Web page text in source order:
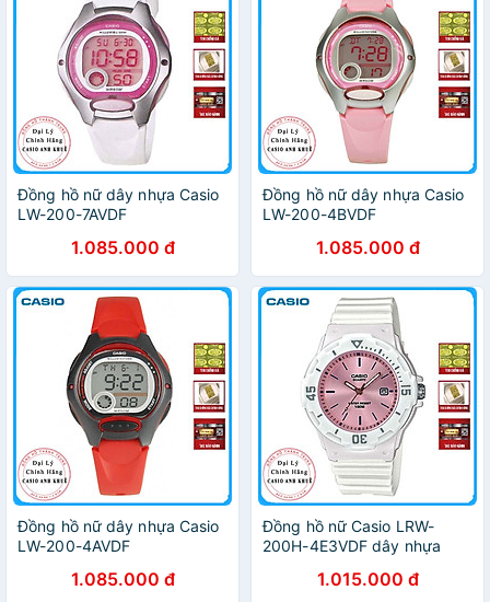
Đồng hồ nữ dây nhựa Casio
LW-200-7AVDF
1.085.000 đ
Đồng hồ nữ dây nhựa Casio
LW-200-4BVDF
1.085.000 đ
Đồng hồ nữ dây nhựa Casio
LW-200-4AVDF
1.085.000 đ
Đồng hồ nữ Casio LRW-
200H-4E3VDF dây nhựa
1.015.000 đ